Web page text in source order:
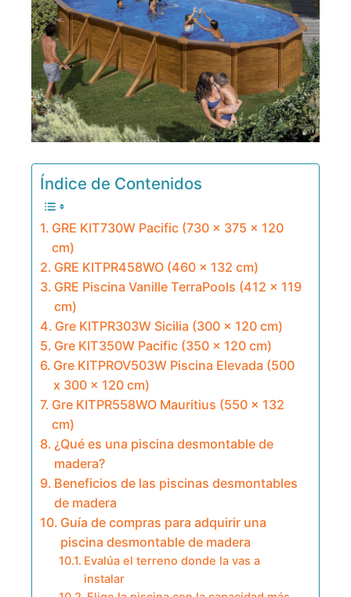
Índice de Contenidos
GRE KIT730W Pacific (730 x 375 x 120
cm)
GRE KITPR458WO (460 x 132 cm)
GRE Piscina Vanille TerraPools (412 x 119
cm)
Gre KITPR303W Sicilia (300 x 120 cm)
Gre KIT350W Pacific (350 x 120 cm)
Gre KITPROV503W Piscina Elevada (500
x 300 x 120 cm)
Gre KITPR558WO Mauritius (550 x 132
cm)
¿Qué es una piscina desmontable de
madera?
Beneficios de las piscinas desmontables
de madera
Guía de compras para adquirir una
piscina desmontable de madera
Evalúa el terreno donde la vas a
instalar